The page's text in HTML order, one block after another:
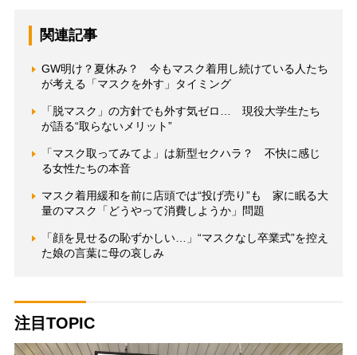
関連記事
GW明け？夏休み？ 今もマスク着用し続けている人たち
が考える「マスクを外す」タイミング
「脱マスク」の方針でも外す気ゼロ… 現役大学生たち
が語る“取らないメリット”
「マスク取ってみてよ」は新型セクハラ？ 不快に感じ
る女性たちの本音
マスク着用緩和を前に店頭では“投げ売り”も 家に眠る大
量のマスク「どうやって消費しようか」問題
「顔を見せるの恥ずかしい…」“マスクなし卒業式”を控え
た娘の言葉に母の哀しみ
注目TOPIC